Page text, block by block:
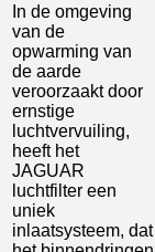
In de omgeving
van de
opwarming van
de aarde
veroorzaakt door
ernstige
luchtvervuiling,
heeft het
JAGUAR
luchtfilter een
uniek
inlaatsysteem, dat